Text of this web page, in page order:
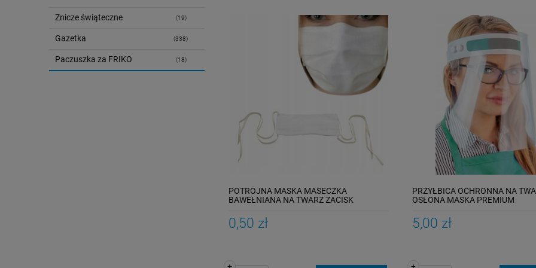
Znicze świąteczne (19)
Gazetka (338)
Paczuszka za FRIKO (18)
POTRÓJNA MASKA MASECZKA
BAWEŁNIANA NA TWARZ ZACISK
0,50 zł
PRZYŁBICA OCHRONNA NA
OSŁONA MASKA PREMIUM
5,00 zł